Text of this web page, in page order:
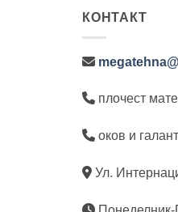
КОНТАКТ
плочест
оков и
Ул.